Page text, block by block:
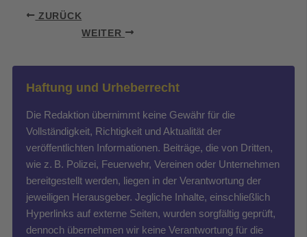
ZURÜCK
WEITER
Haftung und Urheberrecht
Die Redaktion übernimmt keine Gewähr für die
Vollständigkeit, Richtigkeit und Aktualität der
veröffentlichten Informationen. Beiträge, die von Dritten,
wie z. B. Polizei, Feuerwehr, Vereinen oder Unternehmen
bereitgestellt werden, liegen in der Verantwortung der
jeweiligen Herausgeber. Jegliche Inhalte, einschließlich
Hyperlinks auf externe Seiten, wurden sorgfältig geprüft,
dennoch übernehmen wir keine Verantwortung für die